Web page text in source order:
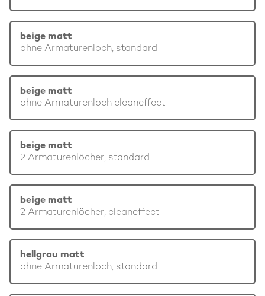
beige matt
ohne Armaturenloch, standard
beige matt
ohne Armaturenloch cleaneffect
beige matt
2 Armaturenlöcher, standard
beige matt
2 Armaturenlöcher, cleaneffect
hellgrau matt
ohne Armaturenloch, standard